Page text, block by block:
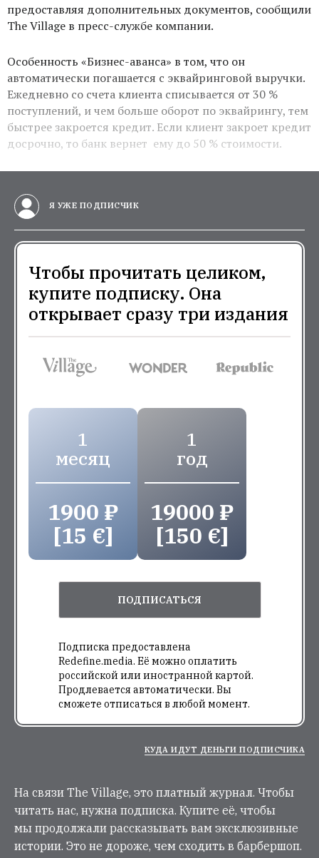
предоставляя дополнительных документов, сообщили
The Village в пресс-службе компании.
Особенность «Бизнес-аванса» в том, что он
автоматически погашается с эквайринговой выручки.
Ежедневно со счета клиента списывается от 30 %
поступлений, и чем больше оборот по эквайрингу, тем
быстрее закроется кредит. Если клиент закроет кредит
досрочно, то банк вернет ему до 50 % стоимости.
Я УЖЕ ПОДПИСЧИК
Чтобы прочитать целиком,
купите подписку. Она
открывает сразу три издания
1
месяц
1900 ₽
[15 €]
1
год
19000 ₽
[150 €]
ПОДПИСАТЬСЯ
Подписка предоставлена
Redefine.media. Её можно оплатить
российской или иностранной картой.
Продлевается автоматически. Вы
сможете отписаться в любой момент.
КУДА ИДУТ ДЕНЬГИ ПОДПИСЧИКА
На связи The Village, это платный журнал. Чтобы
читать нас, нужна подписка. Купите её, чтобы
мы продолжали рассказывать вам эксклюзивные
истории. Это не дороже, чем сходить в барбершоп.